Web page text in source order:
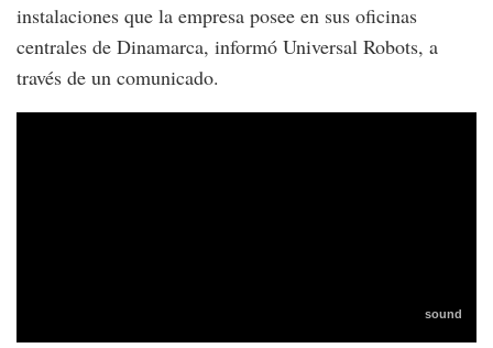
instalaciones que la empresa posee en sus oficinas
centrales de Dinamarca, informó Universal Robots, a
través de un comunicado.